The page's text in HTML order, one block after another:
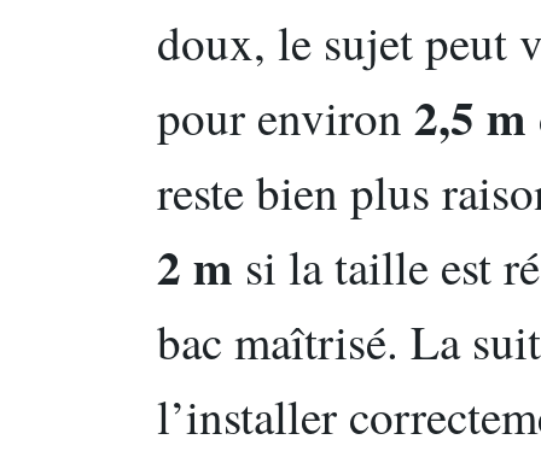
doux, le sujet peut
pour environ 2,5 m
reste bien plus
2 m si la taille est
bac maîtrisé. La
l’installer